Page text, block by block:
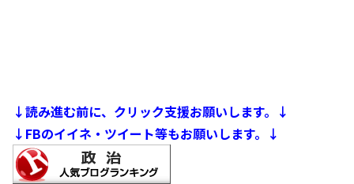
↓読み進む前に、クリック支援お願いします。↓
↓FBのイイネ・ツイート等もお願いします。↓